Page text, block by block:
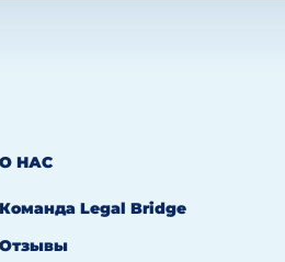
О НАС
Команда Legal Bridge
Отзывы